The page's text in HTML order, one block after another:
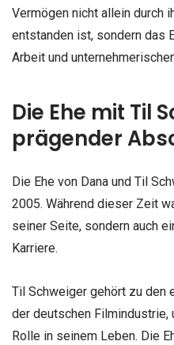
Vermögen nicht allein durch
entstanden ist, sondern das
Arbeit und
Die Ehe mit Til
prägender
Die Ehe von Dana und Til
2005. Während dieser Zeit
seiner Seite, sondern auch
Karriere.
Til Schweiger gehört zu den
der deutschen
Rolle in seinem Leben. Die